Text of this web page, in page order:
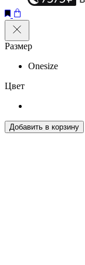
Размер
Onesize
Цвет
Добавить в корзину